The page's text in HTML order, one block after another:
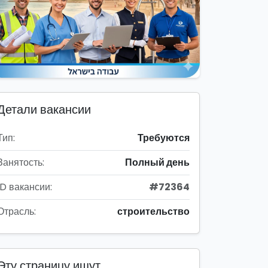
вакансии
Требуются
Полный день
вакансии:
#72364
строительство